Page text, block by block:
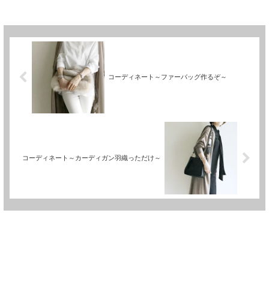
コーディネート～ファーバッグ作るぞ～
コーディネート～カーディガン羽織っただけ～